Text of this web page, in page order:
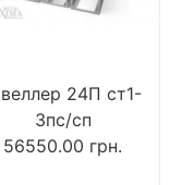
24П ст1-
3пс/сп
56550.00 грн.